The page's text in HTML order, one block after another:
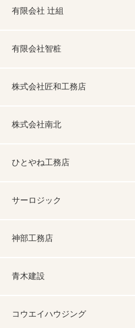
有限会社 辻組
有限会社智粧
株式会社匠和工務店
株式会社南北
ひとやね工務店
サーロジック
神部工務店
青木建設
コウエイハウジング